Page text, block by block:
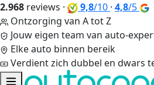
2.968 reviews · 9,8/10 · 4,8/5
Ontzorging van A tot Z
Jouw eigen team van auto-
Elke auto binnen bereik
Verdient zich dubbel en dwars